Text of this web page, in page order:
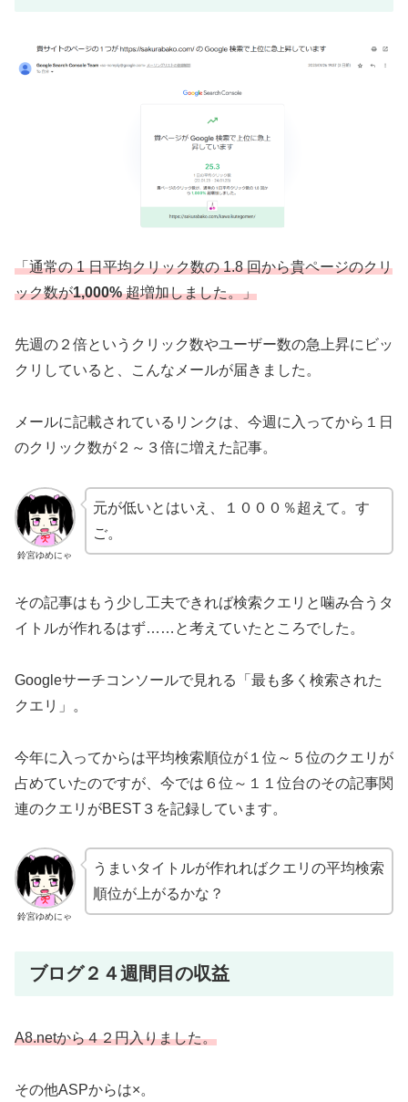
「通常の 1 日平均クリック数の 1.8 回から貴ページのクリ
ック数が1,000%超増加しました。」
先週の２倍というクリック数やユーザー数の急上昇にビッ
クリしていると、こんなメールが届きました。
メールに記載されているリンクは、今週に入ってから１日
のクリック数が２～３倍に増えた記事。
鈴宮ゆめにゃ
元が低いとはいえ、１０００％超えて。す
ご。
その記事はもう少し工夫できれば検索クエリと噛み合うタ
イトルが作れるはず……と考えていたところでした。
Googleサーチコンソールで見れる「最も多く検索された
クエリ」。
今年に入ってからは平均検索順位が１位～５位のクエリが
占めていたのですが、今では６位～１１位台のその記事関
連のクエリがBEST３を記録しています。
鈴宮ゆめにゃ
うまいタイトルが作れればクエリの平均検索
順位が上がるかな？
ブログ２４週間目の収益
A8.netから４２円入りました。
その他ASPからは×。